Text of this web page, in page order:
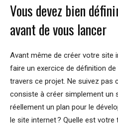
Vous devez bien
avant de vous lancer
Avant même de créer votre site
faire un exercice de définition
travers ce projet. Ne suivez pas
consiste à créer simplement un
réellement un plan pour le
le site internet ? Quelle est votre